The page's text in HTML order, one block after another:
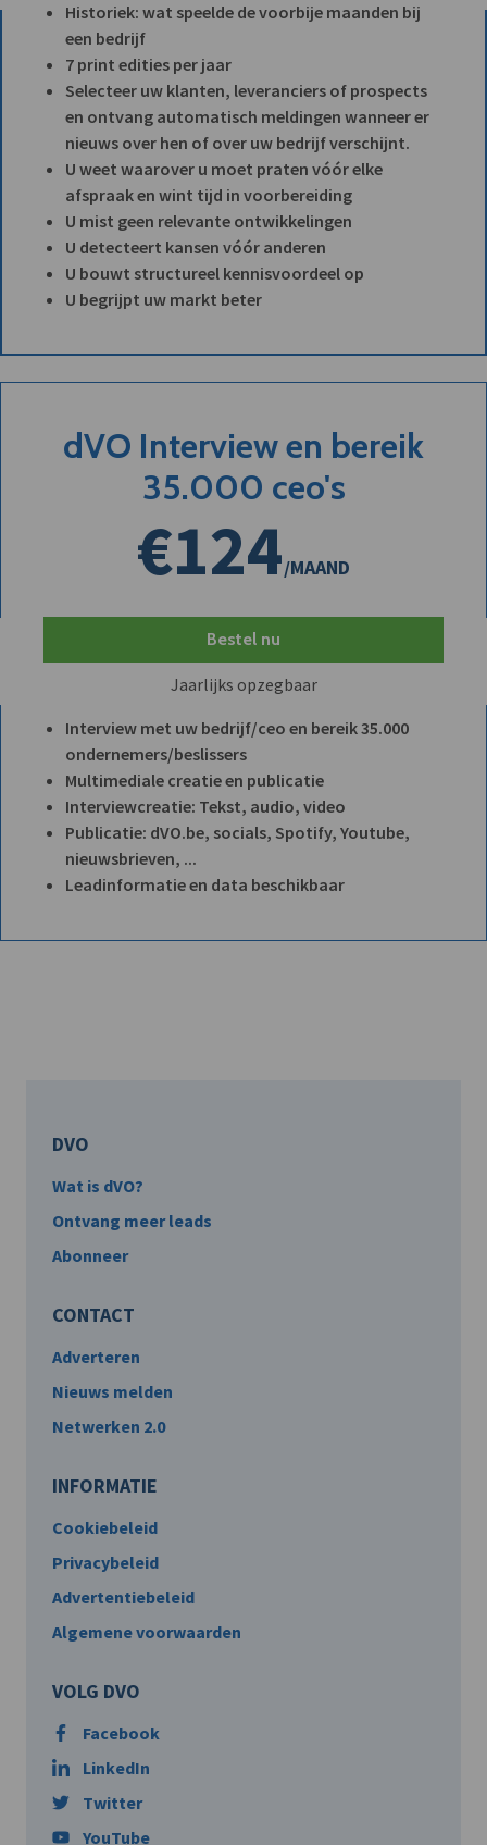
Historiek: wat speelde de voorbije maanden bij
een bedrijf
7 print edities per jaar
Selecteer uw klanten, leveranciers of prospects
en ontvang automatisch meldingen wanneer er
nieuws over hen of over uw bedrijf verschijnt.
U weet waarover u moet praten vóór elke
afspraak en wint tijd in voorbereiding
U mist geen relevante ontwikkelingen
U detecteert kansen vóór anderen
U bouwt structureel kennisvoordeel op
U begrijpt uw markt beter
dVO Interview en bereik
35.000 ceo's
€124/MAAND
Bestel nu
Jaarlijks opzegbaar
Interview met uw bedrijf/ceo en bereik 35.000
ondernemers/beslissers
Multimediale creatie en publicatie
Interviewcreatie: Tekst, audio, video
Publicatie: dVO.be, socials, Spotify, Youtube,
nieuwsbrieven, ...
Leadinformatie en data beschikbaar
DVO
Wat is dVO?
Ontvang meer leads
Abonneer
CONTACT
Adverteren
Nieuws melden
Netwerken 2.0
INFORMATIE
Cookiebeleid
Privacybeleid
Advertentiebeleid
Algemene voorwaarden
VOLG DVO
Facebook
LinkedIn
Twitter
YouTube